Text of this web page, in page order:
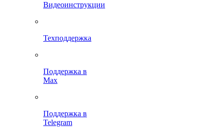
Видеоинструкции
Техподдержка
Поддержка в
Max
Поддержка в
Telegram